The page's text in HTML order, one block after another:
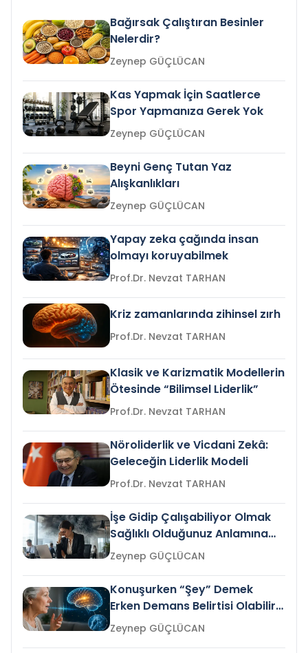
Bağırsak Çalıştıran Besinler
Nelerdir?
Zeynep GÜÇLÜCAN
Kas Yapmak İçin Saatlerce
Spor Yapmanıza Gerek Yok
Zeynep GÜÇLÜCAN
Beyni Genç Tutan Yaz
Alışkanlıkları
Zeynep GÜÇLÜCAN
Yapay zeka çağında insan
olmayı koruyabilmek
Prof.Dr. Nevzat TARHAN
Kriz zamanlarında zihinsel zırh
Prof.Dr. Nevzat TARHAN
Klasik ve Karizmatik Modellerin
Ötesinde “Bilimsel Liderlik”
Prof.Dr. Nevzat TARHAN
Nöroliderlik ve Vicdani Zekâ:
Geleceğin Liderlik Modeli
Prof.Dr. Nevzat TARHAN
İşe Gidip Çalışabiliyor Olmak
Sağlıklı Olduğunuz Anlamına
Gelir mi?Zeynep GÜÇLÜCAN
Konuşurken “Şey” Demek
Erken Demans Belirtisi Olabilir
mi?
Zeynep GÜÇLÜCAN